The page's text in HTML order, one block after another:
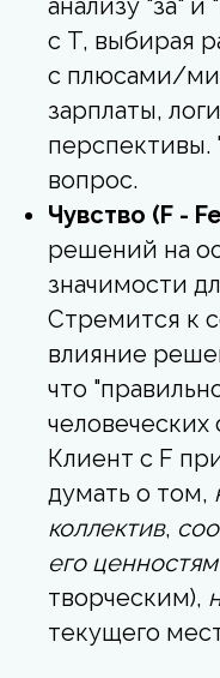
анализу "за" и
с T, выбирая
с плюсами/
зарплаты,
перспективы.
вопрос.
Чувство (F -
решений на
значимости
Стремится к
влияние
что
Клиент с F
думать о том,
коллектив,
его ценностям
творческим),
текущего